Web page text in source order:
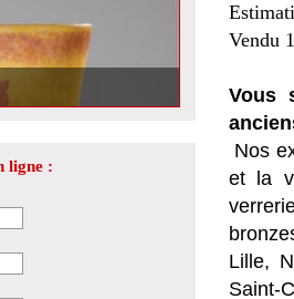
ligne :
Vendu
Vous
Nos
et la
Lille,
Saint-